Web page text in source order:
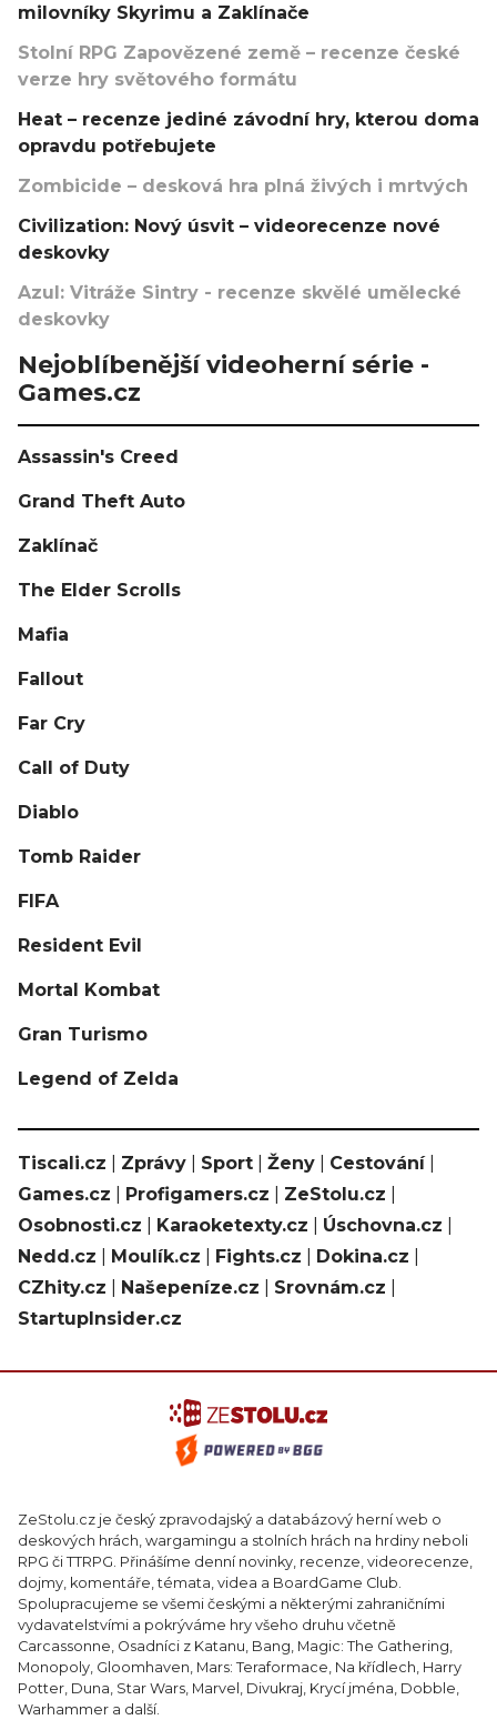
milovníky Skyrimu a Zaklínače
Stolní RPG Zapovězené země – recenze české
verze hry světového formátu
Heat – recenze jediné závodní hry, kterou doma
opravdu potřebujete
Zombicide – desková hra plná živých i mrtvých
Civilization: Nový úsvit – videorecenze nové
deskovky
Azul: Vitráže Sintry - recenze skvělé umělecké
deskovky
Nejoblíbenější videoherní série -
Games.cz
Assassin's Creed
Grand Theft Auto
Zaklínač
The Elder Scrolls
Mafia
Fallout
Far Cry
Call of Duty
Diablo
Tomb Raider
FIFA
Resident Evil
Mortal Kombat
Gran Turismo
Legend of Zelda
Tiscali.cz Zprávy Sport Ženy Cestování|
Games.cz
Profigamers.cz ZeStolu.cz
Osobnosti.cz
Karaoketexty.cz Úschovna.cz
Nedd.cz
Moulík.cz Fights.cz Dokina.cz
CZhity.cz
Našepeníze.cz Srovnám.cz
StartupInsider.cz
ZeStolu.cz je český zpravodajský a databázový herní web o
deskových hrách, wargamingu a stolních hrách na hrdiny neboli
RPG či TTRPG. Přinášíme denní novinky, recenze, videorecenze,
dojmy, komentáře, témata, videa a BoardGame Club.
Spolupracujeme se všemi českými a některými zahraničními
vydavatelstvími a pokrýváme hry všeho druhu včetně
Carcassonne, Osadníci z Katanu, Bang, Magic: The Gathering,
Monopoly, Gloomhaven, Mars: Teraformace, Na křídlech, Harry
Potter, Duna, Star Wars, Marvel, Divukraj, Krycí jména, Dobble,
Warhammer a další.